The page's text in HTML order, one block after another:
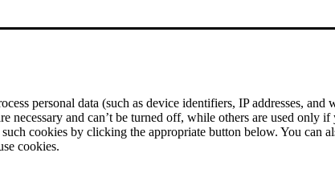
personal data (such as device identifiers, IP addresses,
necessary and can’t be turned off, while others are used only
cookies by clicking the appropriate button below. You can
cookies.